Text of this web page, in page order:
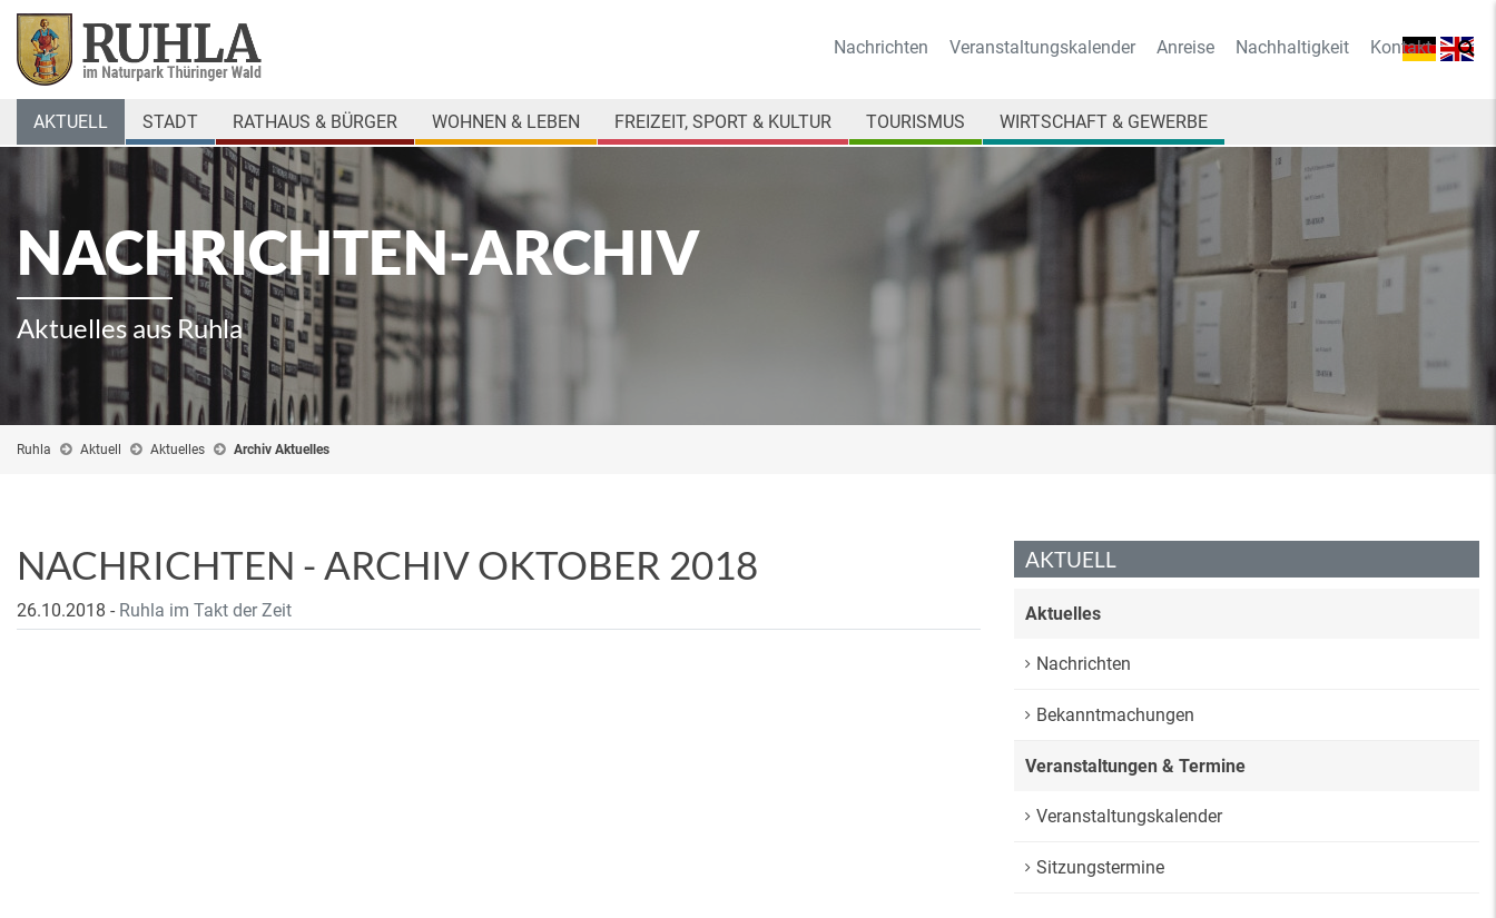
Nachrichten Veranstaltungskalender Anreise Nachhaltigkeit Kontakt
AKTUELL STADT RATHAUS & BÜRGER WOHNEN & LEBEN FREIZEIT, SPORT & KULTUR TOURISMUS WIRTSCHAFT & GEWERBE
NACHRICHTEN-ARCHIV
Aktuelles aus Ruhla
Ruhla Aktuell Aktuelles Archiv Aktuelles
NACHRICHTEN - ARCHIV OKTOBER 2018
26.10.2018 - Ruhla im Takt der Zeit
AKTUELL
Aktuelles
Nachrichten
Bekanntmachungen
Veranstaltungen & Termine
Veranstaltungskalender
Sitzungstermine